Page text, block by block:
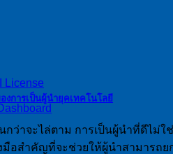
License
การเป็นผู้นำยุคเทคโนโลยี
กว่าจะไล่ตาม การเป็นผู้นำที่ดีไ
งมือสำคัญที่จะช่วยให้ผู้นำสามาร